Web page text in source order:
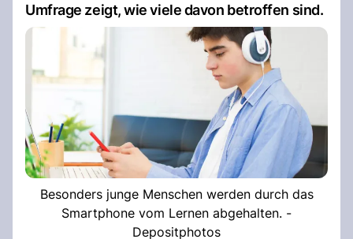
Umfrage zeigt, wie viele davon betroffen sind.
Besonders junge Menschen werden durch das
Smartphone vom Lernen abgehalten. -
Depositphotos